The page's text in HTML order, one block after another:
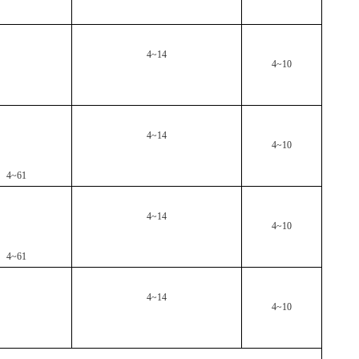
4~14
4~10
4~61
4~14
4~10
4~61
4~14
4~10
4~14
4~10